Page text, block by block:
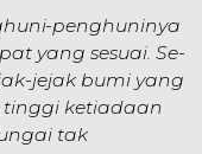
peng­huni­nya
yang sesuai. Se­
jejak bumi yang
ketiadaan
tak